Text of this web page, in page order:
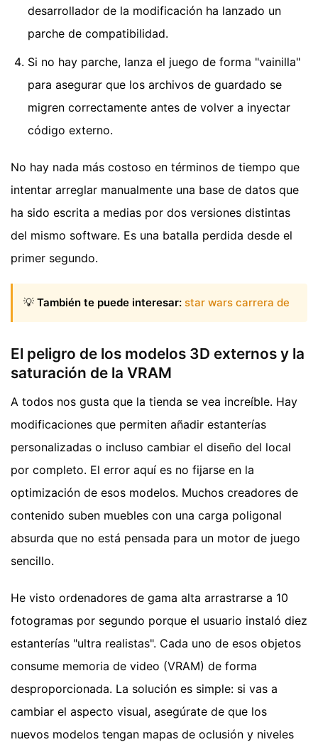
desarrollador de la modificación ha lanzado un
parche de compatibilidad.
Si no hay parche, lanza el juego de forma "vainilla"
para asegurar que los archivos de guardado se
migren correctamente antes de volver a inyectar
código externo.
No hay nada más costoso en términos de tiempo que
intentar arreglar manualmente una base de datos que
ha sido escrita a medias por dos versiones distintas
del mismo software. Es una batalla perdida desde el
primer segundo.
💡 También te puede interesar: star wars carrera de
El peligro de los modelos 3D externos y la
saturación de la VRAM
A todos nos gusta que la tienda se vea increíble. Hay
modificaciones que permiten añadir estanterías
personalizadas o incluso cambiar el diseño del local
por completo. El error aquí es no fijarse en la
optimización de esos modelos. Muchos creadores de
contenido suben muebles con una carga poligonal
absurda que no está pensada para un motor de juego
sencillo.
He visto ordenadores de gama alta arrastrarse a 10
fotogramas por segundo porque el usuario instaló diez
estanterías "ultra realistas". Cada uno de esos objetos
consume memoria de video (VRAM) de forma
desproporcionada. La solución es simple: si vas a
cambiar el aspecto visual, asegúrate de que los
nuevos modelos tengan mapas de oclusión y niveles